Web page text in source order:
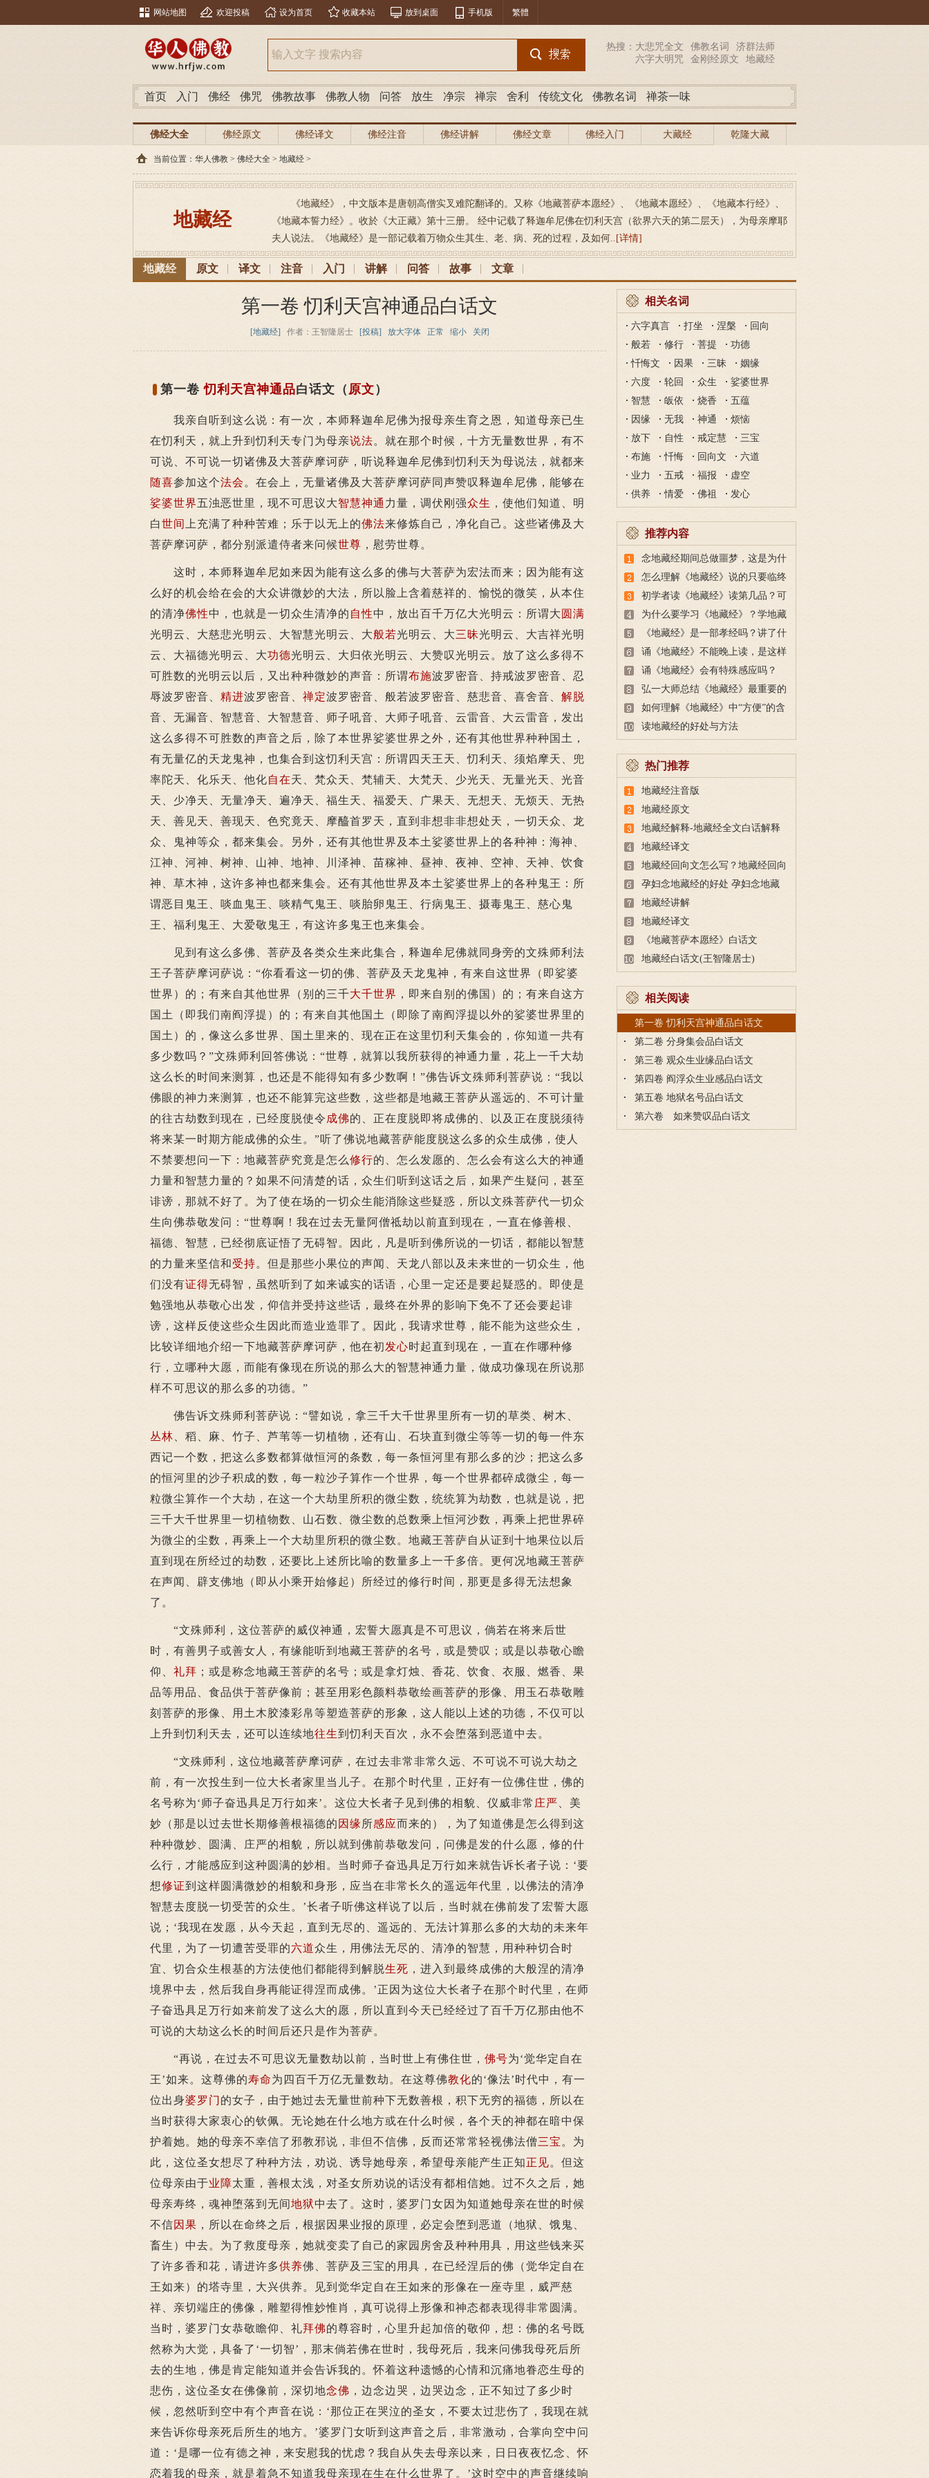
网站地图 欢迎投稿 设为首页 收藏本站 放到桌面 手机版 繁體
热搜： 大悲咒全文 佛教名词
济群法师
六字大明咒
金刚经原文 地藏经
首页 入门 佛经 佛咒 佛教故事 佛教人物 问答 放生 净宗 禅宗 舍利 传统文化 佛教名词 禅茶一味
佛经大全 佛经原文 佛经译文 佛经注音 佛经讲解 佛经文章 佛经入门 大藏经
乾隆大藏
当前位置： 华人佛教 > 佛经大全 > 地藏经 >
地藏经
《地藏经》，中文版本是唐朝高僧实叉难陀翻译的。又称《地藏菩萨本愿经》、《地藏本愿经》、《地藏本行经》、
《地藏本誓力经》。收於《大正藏》第十三册。 经中记载了释迦牟尼佛在忉利天宫（欲界六天的第二层天），为母亲摩耶
夫人说法。《地藏经》是一部记载着万物众生其生、老、病、死的过程，及如何.. [详情]
地藏经 原文 译文 注音 入门 讲解 问答 故事 文章
第一卷 忉利天宫神通品白话文
[地藏经] 作者：王智隆居士 [投稿] 放大字体 正常 缩小 关闭
第一卷忉利天宫神通品白话文（ 原文）
我亲自听到这么说：有一次，本师释迦牟尼佛为报母亲生育之恩，知道母亲已生
在忉利天，就上升到忉利天专门为母亲说法。就在那个时候，十方无量数世界，有不
可说、不可说一切诸佛及大菩萨摩诃萨，听说释迦牟尼佛到忉利天为母说法，就都来
随喜参加这个法会 。在会上，无量诸佛及大菩萨摩诃萨同声赞叹释迦牟尼佛，能够在
娑婆世界五浊恶世里，现不可思议大智慧神通 力量，调伏刚强众生 ，使他们知道、明
白世间 上充满了种种苦难；乐于以无上的佛法来修炼自己，净化自己。这些诸佛及大
菩萨摩诃萨，都分别派遣侍者来问候世尊 ，慰劳世尊。
这时，本师释迦牟尼如来因为能有这么多的佛与大菩萨为宏法而来；因为能有这
么好的机会给在会的大众讲微妙的大法，所以脸上含着慈祥的、愉悦的微笑，从本住
的清净佛性中，也就是一切众生清净的 自性中，放出百千万亿大光明云：所谓大 圆满
光明云、大慈悲光明云、大智慧光明云、大般若光明云、大三昧光明云、大吉祥光明
云、大福德光明云、大功德光明云、大归依光明云、大赞叹光明云。放了这么多得不
可胜数的光明云以后，又出种种微妙的声音：所谓布施波罗密音、持戒波罗密音、忍
辱波罗密音、 精进波罗密音、 禅定波罗密音、般若波罗密音、慈悲音、喜舍音、 解脱
音、无漏音、智慧音、大智慧音、师子吼音、大师子吼音、云雷音、大云雷音，发出
这么多得不可胜数的声音之后，除了本世界娑婆世界之外，还有其他世界种种国土，
有无量亿的天龙鬼神，也集合到这忉利天宫：所谓四天王天、忉利天、须焰摩天、兜
率陀天、化乐天、他化自在天、梵众天、梵辅天、大梵天、少光天、无量光天、光音
天、少净天、无量净天、遍净天、福生天、福爱天、广果天、无想天、无烦天、无热
天、善见天、善现天、色究竟天、摩醯首罗天，直到非想非非想处天，一切天众、龙
众、鬼神等众，都来集会。另外，还有其他世界及本土娑婆世界上的各种神：海神、
江神、河神、树神、山神、地神、川泽神、苗稼神、昼神、夜神、空神、天神、饮食
神、草木神，这许多神也都来集会。还有其他世界及本土娑婆世界上的各种鬼王：所
谓恶目鬼王、啖血鬼王、啖精气鬼王、啖胎卵鬼王、行病鬼王、摄毒鬼王、慈心鬼
王、福利鬼王、大爱敬鬼王，有这许多鬼王也来集会。
见到有这么多佛、菩萨及各类众生来此集合，释迦牟尼佛就同身旁的文殊师利法
王子菩萨摩诃萨说：“你看看这一切的佛、菩萨及天龙鬼神，有来自这世界（即娑婆
世界）的；有来自其他世界（别的三千大千世界 ，即来自别的佛国）的；有来自这方
国土（即我们南阎浮提）的；有来自其他国土（即除了南阎浮提以外的娑婆世界里的
国土）的，像这么多世界、国土里来的、现在正在这里忉利天集会的，你知道一共有
多少数吗？”文殊师利回答佛说：“世尊，就算以我所获得的神通力量，花上一千大劫
这么长的时间来测算，也还是不能得知有多少数啊！”佛告诉文殊师利菩萨说：“我以
佛眼的神力来测算，也还不能算完这些数，这些都是地藏王菩萨从遥远的、不可计量
的往古劫数到现在，已经度脱使令 成佛的、正在度脱即将成佛的、以及正在度脱须待
将来某一时期方能成佛的众生。”听了佛说地藏菩萨能度脱这么多的众生成佛，使人
不禁要想问一下：地藏菩萨究竟是怎么修行的、怎么发愿的、怎么会有这么大的神通
力量和智慧力量的？如果不问清楚的话，众生们听到这话之后，如果产生疑问，甚至
诽谤，那就不好了。为了使在场的一切众生能消除这些疑惑，所以文殊菩萨代一切众
生向佛恭敬发问：“世尊啊！我在过去无量阿僧祗劫以前直到现在，一直在修善根、
福德、智慧，已经彻底证悟了无碍智。因此，凡是听到佛所说的一切话，都能以智慧
的力量来坚信和受持。但是那些小果位的声闻、天龙八部以及未来世的一切众生，他
们没有证得无碍智，虽然听到了如来诚实的话语，心里一定还是要起疑惑的。即使是
勉强地从恭敬心出发，仰信并受持这些话，最终在外界的影响下免不了还会要起诽
谤，这样反使这些众生因此而造业造罪了。因此，我请求世尊，能不能为这些众生，
比较详细地介绍一下地藏菩萨摩诃萨，他在初发心时起直到现在，一直在作哪种修
行，立哪种大愿，而能有像现在所说的那么大的智慧神通力量，做成功像现在所说那
样不可思议的那么多的功德。”
佛告诉文殊师利菩萨说：“譬如说，拿三千大千世界里所有一切的草类、树木、
丛林 、稻、麻、竹子、芦苇等一切植物，还有山、石块直到微尘等等一切的每一件东
西记一个数，把这么多数都算做恒河的条数，每一条恒河里有那么多的沙；把这么多
的恒河里的沙子积成的数，每一粒沙子算作一个世界，每一个世界都碎成微尘，每一
粒微尘算作一个大劫，在这一个大劫里所积的微尘数，统统算为劫数，也就是说，把
三千大千世界里一切植物数、山石数、微尘数的总数乘上恒河沙数，再乘上把世界碎
为微尘的尘数，再乘上一个大劫里所积的微尘数。地藏王菩萨自从证到十地果位以后
直到现在所经过的劫数，还要比上述所比喻的数量多上一千多倍。更何况地藏王菩萨
在声闻、辟支佛地（即从小乘开始修起）所经过的修行时间，那更是多得无法想象
了。
“文殊师利，这位菩萨的威仪神通，宏誓大愿真是不可思议，倘若在将来后世
时，有善男子或善女人，有缘能听到地藏王菩萨的名号，或是赞叹；或是以恭敬心瞻
仰、 礼拜 ；或是称念地藏王菩萨的名号；或是拿灯烛、香花、饮食、衣服、燃香、果
品等用品、食品供于菩萨像前；甚至用彩色颜料恭敬绘画菩萨的形像、用玉石恭敬雕
刻菩萨的形像、用土木胶漆彩帛等塑造菩萨的形象，这人能以上述的功德，不仅可以
上升到忉利天去，还可以连续地往生到忉利天百次，永不会堕落到恶道中去。
“文殊师利，这位地藏菩萨摩诃萨，在过去非常非常久远、不可说不可说大劫之
前，有一次投生到一位大长者家里当儿子。在那个时代里，正好有一位佛住世，佛的
名号称为‘师子奋迅具足万行如来’。这位大长者子见到佛的相貌、仪威非常 庄严 、美
妙（那是以过去世长期修善根福德的 因缘所感应而来的），为了知道佛是怎么得到这
种种微妙、圆满、庄严的相貌，所以就到佛前恭敬发问，问佛是发的什么愿，修的什
么行，才能感应到这种圆满的妙相。当时师子奋迅具足万行如来就告诉长者子说：‘要
想修证到这样圆满微妙的相貌和身形，应当在非常长久的遥远年代里，以佛法的清净
智慧去度脱一切受苦的众生。’长者子听佛这样说了以后，当时就在佛前发了宏誓大愿
说；‘我现在发愿，从今天起，直到无尽的、遥远的、无法计算那么多的大劫的未来年
代里，为了一切遭苦受罪的六道众生，用佛法无尽的、清净的智慧，用种种切合时
宜、切合众生根基的方法使他们都能得到解脱生死 ，进入到最终成佛的大般涅的清净
境界中去，然后我自身再能证得涅而成佛。’正因为这位大长者子在那个时代里，在师
子奋迅具足万行如来前发了这么大的愿，所以直到今天已经经过了百千万亿那由他不
可说的大劫这么长的时间后还只是作为菩萨。
“再说，在过去不可思议无量数劫以前，当时世上有佛住世， 佛号为‘觉华定自在
王’如来。这尊佛的寿命为四百千万亿无量数劫。在这尊佛教化的‘像法’时代中，有一
位出身婆罗门 的女子，由于她过去无量世前种下无数善根，积下无穷的福德，所以在
当时获得大家衷心的钦佩。无论她在什么地方或在什么时候，各个天的神都在暗中保
护着她。她的母亲不幸信了邪教邪说，非但不信佛，反而还常常轻视佛法僧三宝 。为
此，这位圣女想尽了种种方法，劝说、诱导她母亲，希望母亲能产生正知正见。但这
位母亲由于业障太重，善根太浅，对圣女所劝说的话没有都相信她。过不久之后，她
母亲寿终，魂神堕落到无间地狱中去了。这时，婆罗门女因为知道她母亲在世的时候
不信因果 ，所以在命终之后，根据因果业报的原理，必定会堕到恶道（地狱、饿鬼、
畜生）中去。为了救度母亲，她就变卖了自己的家园房舍及种种用具，用这些钱来买
了许多香和花，请进许多供养佛、菩萨及三宝的用具，在已经涅后的佛（觉华定自在
王如来）的塔寺里，大兴供养。见到觉华定自在王如来的形像在一座寺里，威严慈
祥、亲切端庄的佛像，雕塑得惟妙惟肖，真可说得上形像和神态都表现得非常圆满。
当时，婆罗门女恭敬瞻仰、礼拜佛的尊容时，心里升起加倍的敬仰，想：佛的名号既
然称为大觉，具备了‘一切智’，那末倘若佛在世时，我母死后，我来问佛我母死后所
去的生地，佛是肯定能知道并会告诉我的。怀着这种遗憾的心情和沉痛地眷恋生母的
悲伤，这位圣女在佛像前，深切地念佛 ，边念边哭，边哭边念，正不知过了多少时
候，忽然听到空中有个声音在说：‘那位正在哭泣的圣女，不要太过悲伤了，我现在就
来告诉你母亲死后所生的地方。’婆罗门女听到这声音之后，非常激动，合掌向空中问
道：‘是哪一位有德之神，来安慰我的忧虑？我自从失去母亲以来，日日夜夜忆念、怀
恋着我的母亲，就是着急不知道我母亲现在生在什么世界了。’这时空中的声音继续响
相关名词
六字真言 打坐 涅槃
回向
般若
修行 菩提
功德
忏悔文
因果 三昧
姻缘
六度
轮回 众生
娑婆世界
智慧
皈依 烧香
五蕴
因缘
无我 神通
烦恼
放下
自性 戒定慧
三宝
布施
忏悔 回向文
六道
业力
五戒 福报
虚空
供养
情爱 佛祖 发心
推荐内容
念地藏经期间总做噩梦，这是为什
么？
怎么理解《地藏经》说的只要临终
听闻佛名就能解脱？
初学者读《地藏经》读第几品？可
以只读第九品吗？
为什么要学习《地藏经》？学地藏
经的目的
《地藏经》是一部孝经吗？讲了什
么孝道？
诵《地藏经》不能晚上读，是这样
吗？
诵《地藏经》会有特殊感应吗？
弘一大师总结《地藏经》最重要的
三点
如何理解《地藏经》中“方便”的含
义？
读地藏经的好处与方法
热门推荐
地藏经注音版
地藏经原文
地藏经解释-地藏经全文白话解释
地藏经译文
地藏经回向文怎么写？地藏经回向
文大全
孕妇念地藏经的好处 孕妇念地藏
经的重要性
地藏经讲解
地藏经译文
《地藏菩萨本愿经》白话文
地藏经白话文(王智隆居士)
相关阅读
第一卷 忉利天宫神通品白话文
第二卷 分身集会品白话文
第三卷 观众生业缘品白话文
第四卷 阎浮众生业感品白话文
第五卷 地狱名号品白话文
第六卷 如来赞叹品白话文